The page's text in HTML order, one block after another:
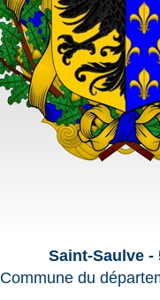
Saint-Saulve -
Commune du